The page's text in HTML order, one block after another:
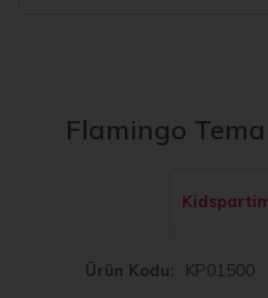
Flamingo
Ürün Kodu KP01500